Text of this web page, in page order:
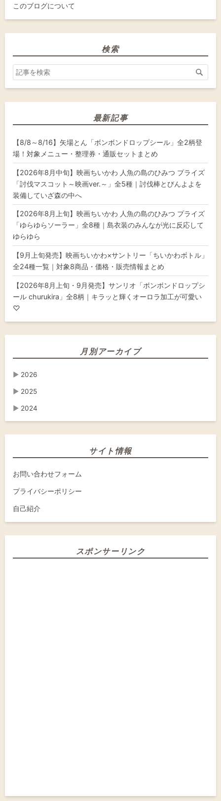
このブログについて
検索
最新記事
【8/8～8/16】矢場とん「ボンボンドロップシール」全2柄登
場！対象メニュー・整理券・通販セットまとめ
【2026年8月中旬】映画ちいかわ 人魚の島のひみつ プライズ
「討伐マスコット～映画ver.～」全5種｜討伐棒とびんよよを
装備していざ森の中へ
【2026年8月上旬】映画ちいかわ 人魚の島のひみつ プライズ
「ゆらゆらソーラー」全8種｜島衣装のみんなが光に反応して
ゆらゆら
【9月上旬発売】映画ちいかわ×サントリー「ちいかわボトル」
全24種一覧｜対象8商品・価格・販売情報まとめ
【2026年8月上旬・9月発売】サンリオ「ボンボンドロップシ
ール churukira」全8柄｜キラッと輝くオーロラ加工が可愛い
♡
月別アーカイブ
▶ 2026
▶ 2025
▶ 2024
サイト情報
お問い合わせフォーム
プライバシーポリシー
自己紹介
スポンサーリンク